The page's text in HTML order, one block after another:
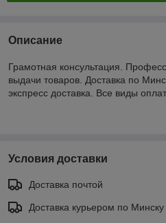
Описание
Грамотная консультация.
выдачи товаров. Доставка по
экспресс доставка. Все виды
Условия доставки
Доставка почтой
Доставка курьером по Минску